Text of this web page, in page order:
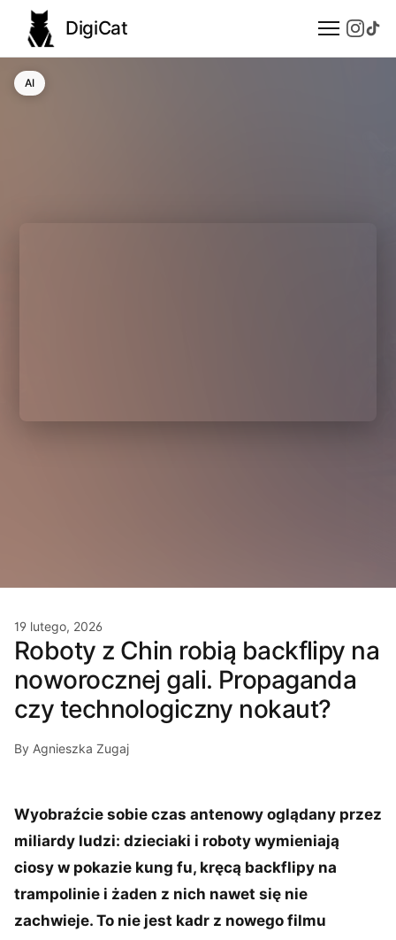
DigiCat
AI
AI
19 lutego, 2026
Roboty z Chin robią backflipy na
noworocznej gali. Propaganda
czy technologiczny nokaut?
By Agnieszka Zugaj
Wyobraźcie sobie czas antenowy oglądany przez
miliardy ludzi: dzieciaki i roboty wymieniają
ciosy w pokazie kung fu, kręcą backflipy na
trampolinie i żaden z nich nawet się nie
zachwieje. To nie jest kadr z nowego filmu